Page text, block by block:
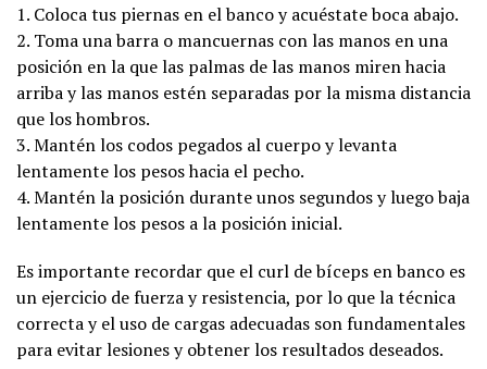
1. Coloca tus piernas en el banco y acuéstate boca abajo.
2. Toma una barra o mancuernas con las manos en una
posición en la que las palmas de las manos miren hacia
arriba y las manos estén separadas por la misma distancia
que los hombros.
3. Mantén los codos pegados al cuerpo y levanta
lentamente los pesos hacia el pecho.
4. Mantén la posición durante unos segundos y luego baja
lentamente los pesos a la posición inicial.
Es importante recordar que el curl de bíceps en banco es
un ejercicio de fuerza y resistencia, por lo que la técnica
correcta y el uso de cargas adecuadas son fundamentales
para evitar lesiones y obtener los resultados deseados.